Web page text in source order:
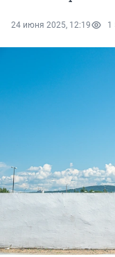
24 июня 2025, 12:19 1